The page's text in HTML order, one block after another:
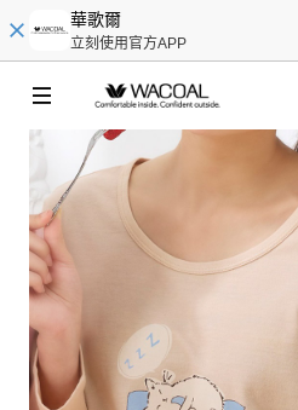
華歌爾
立刻使用官方APP